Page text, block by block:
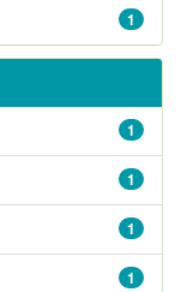
1
1
1
1
1